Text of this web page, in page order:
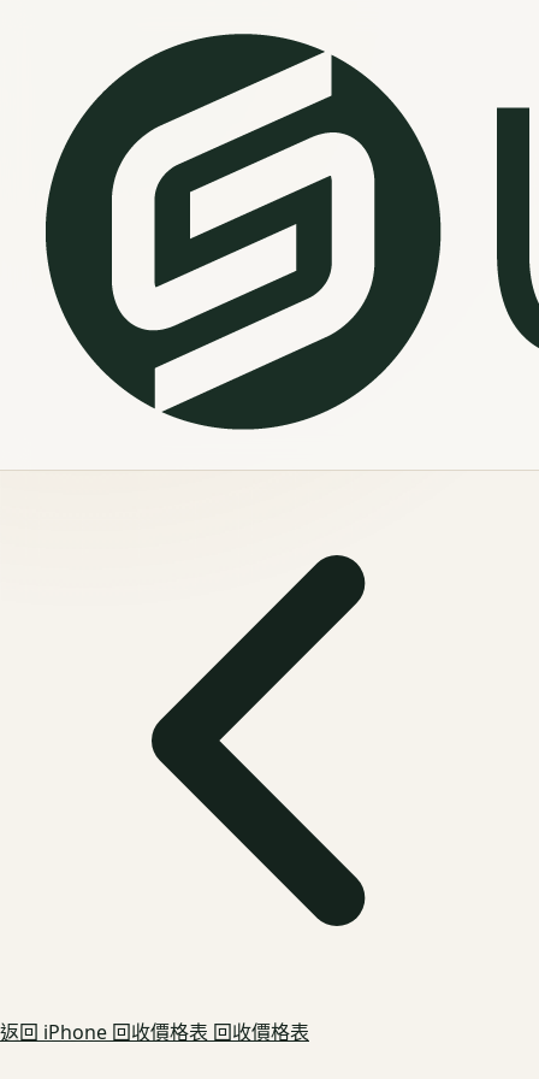
返回 iPhone 回收價格表 回收價格表